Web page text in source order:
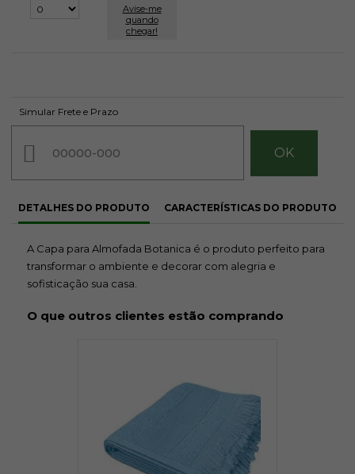
Avise-me
quando
chegar!
Simular Frete e Prazo
DETALHES DO PRODUTO CARACTERÍSTICAS DO PRODUTO
A Capa para Almofada Botanica é o produto perfeito para
transformar o ambiente e decorar com alegria e
sofisticação sua casa.
O que outros clientes estão comprando